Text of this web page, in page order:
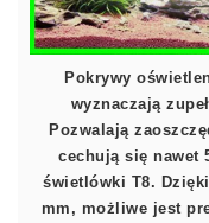
Pokrywy
wyznaczają
Pozwalają
cechują się nawet
świetlówki T8.
mm, możliwe jest